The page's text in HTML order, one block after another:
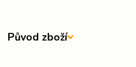
Původ zboží